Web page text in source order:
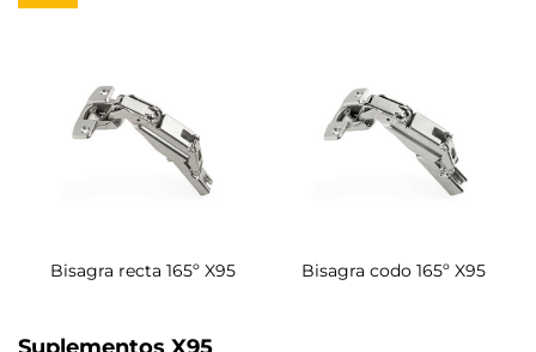
Bisagra recta 165º X95 Bisagra codo 165º X95